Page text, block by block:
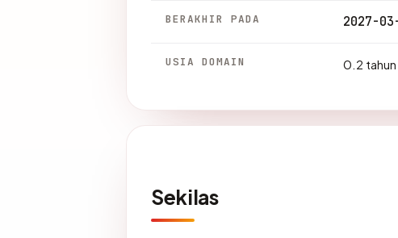
BERAKHIR PADA 2027-
USIA DOMAIN 0.2 tahun
Sekilas